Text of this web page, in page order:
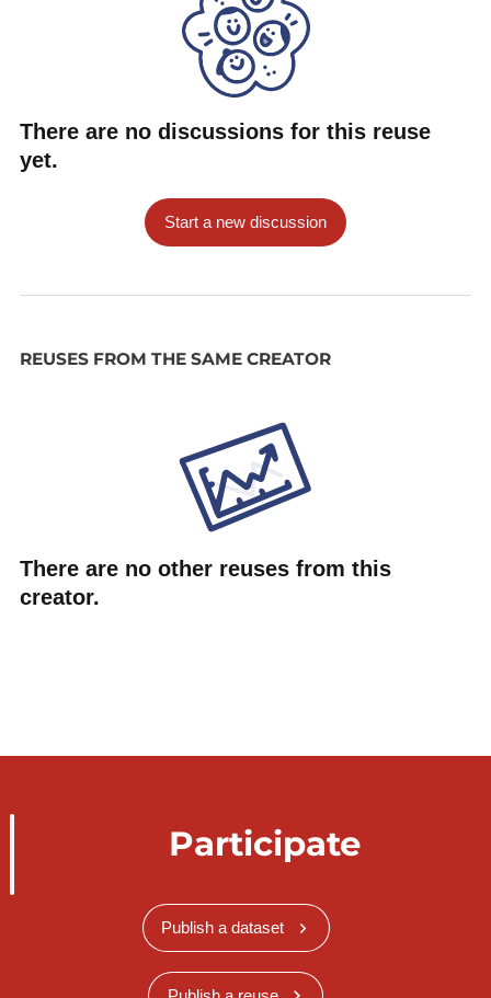
There are no discussions for this reuse
yet.
Start a new discussion
REUSES FROM THE SAME CREATOR
There are no other reuses from this
creator.
Participate
Publish a dataset